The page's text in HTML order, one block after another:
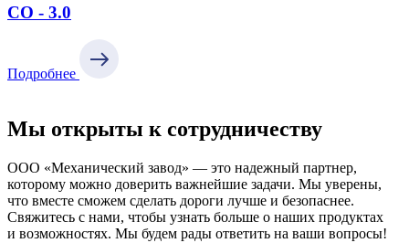
СО - 3.0
Подробнее
Мы открыты к сотрудничеству
ООО «Механический завод» — это надежный партнер,
которому можно доверить важнейшие задачи. Мы уверены,
что вместе сможем сделать дороги лучше и безопаснее.
Свяжитесь с нами, чтобы узнать больше о наших продуктах
и возможностях. Мы будем рады ответить на ваши вопросы!